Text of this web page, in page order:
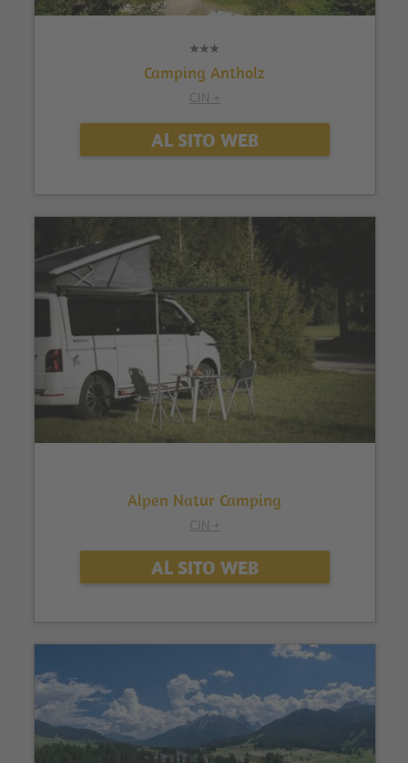
Camping Antholz
CIN +
AL SITO WEB
Alpen Natur Camping
CIN +
AL SITO WEB